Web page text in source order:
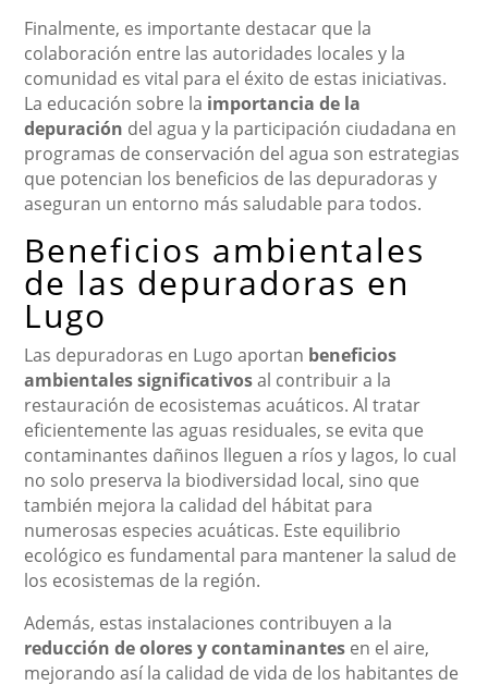
Finalmente, es importante destacar que la
colaboración entre las autoridades locales y la
comunidad es vital para el éxito de estas iniciativas.
La educación sobre la importancia de la
depuración del agua y la participación ciudadana en
programas de conservación del agua son estrategias
que potencian los beneficios de las depuradoras y
aseguran un entorno más saludable para todos.
Beneficios ambientales
de las depuradoras en
Lugo
Las depuradoras en Lugo aportan beneficios
ambientales significativosal contribuir a la
restauración de ecosistemas acuáticos. Al tratar
eficientemente las aguas residuales, se evita que
contaminantes dañinos lleguen a ríos y lagos, lo cual
no solo preserva la biodiversidad local, sino que
también mejora la calidad del hábitat para
numerosas especies acuáticas. Este equilibrio
ecológico es fundamental para mantener la salud de
los ecosistemas de la región.
Además, estas instalaciones contribuyen a la
reducción de olores y contaminantes en el aire,
mejorando así la calidad de vida de los habitantes de